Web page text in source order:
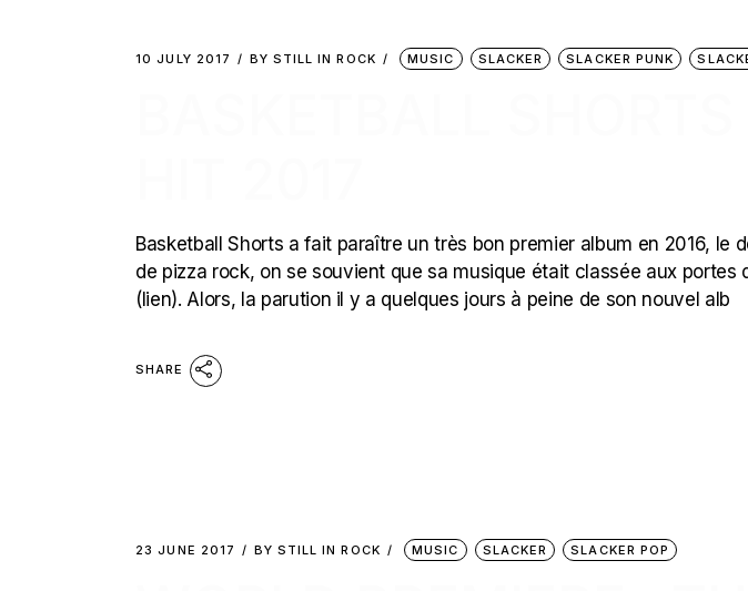
10 JULY 2017 BY STILL IN ROCK MUSIC SLACKER SLACKER PUNK
Basketball Shorts a fait paraître un très bon premier album en 2016, le
de pizza rock, on se souvient que sa musique était classée aux portes
(lien). Alors, la parution il y a quelques jours à peine de son nouvel alb
SHARE
23 JUNE 2017 BY STILL IN ROCK MUSIC SLACKER SLACKER POP